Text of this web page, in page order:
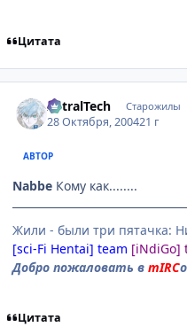
Цитата
AstralTech Старожилы
28 Октября, 200421 г
АВТОР
Nabbe Кому как........
Жили - были три пятачка:
[sci-Fi Hentai] team [iNdiGo]
Добро пожаловать в mIRC
Цитата